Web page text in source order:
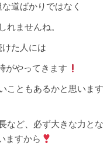
道ばかりではなく
れませんね。
た人には
がやってきます
こともあるかと思います
など、必ず大きな力とな
ますから